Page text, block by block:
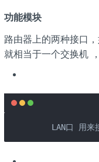
功能模块
路由器上的两种接口
就相当于一个交换机
LAN口 用来